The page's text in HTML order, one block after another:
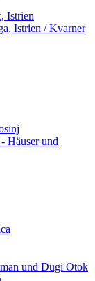
Istrien
Istrien / Kvarner
Häuser und
und Dugi Otok